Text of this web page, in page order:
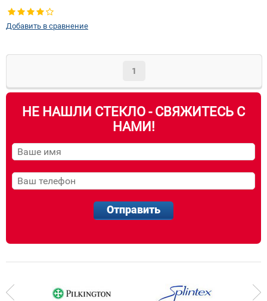
Добавить в сравнение
1
НЕ НАШЛИ СТЕКЛО - СВЯЖИТЕСЬ С
НАМИ!
Отправить